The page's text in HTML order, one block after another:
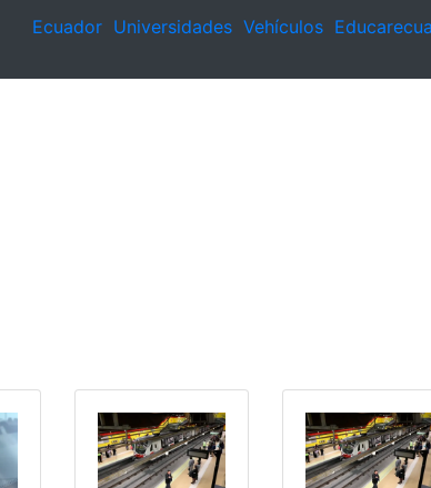
Ecuador Universidades Vehículos